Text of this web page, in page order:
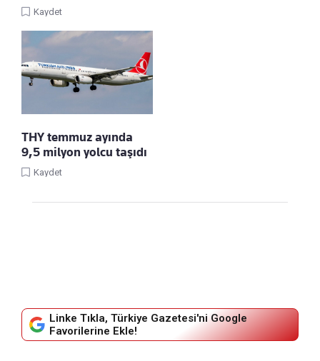
Kaydet
THY temmuz ayında
9,5 milyon yolcu taşıdı
Kaydet
Linke Tıkla, Türkiye Gazetesi'ni Google
Favorilerine Ekle!